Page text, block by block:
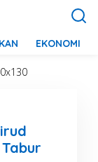
EKONOMI